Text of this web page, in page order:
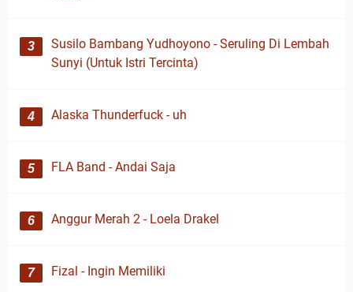
Susilo Bambang Yudhoyono - Seruling Di Lembah
Sunyi (Untuk Istri Tercinta)
Alaska Thunderfuck - uh
FLA Band - Andai Saja
Anggur Merah 2 - Loela Drakel
Fizal - Ingin Memiliki